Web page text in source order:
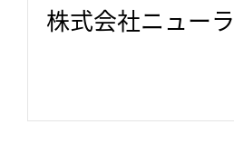
株式会社ニュー